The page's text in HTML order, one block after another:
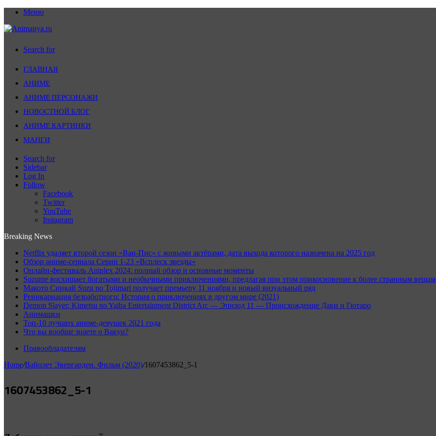
Меню
Search for
ГЛАВНАЯ
АНИМЕ
АНИМЕ ПЕРСОНАЖИ
НОВОСТНОЙ БЛОГ
АНИМЕ КАРТИНКИ
МАНГИ
Search for
Sidebar
Log In
Follow
Facebook
Twitter
YouTube
Instagram
Breaking News
Netflix удаляет второй сезон «Ван-Пис» с живыми актёрами, дата выхода которого назначена на 2025 год
Обзор аниме-сериала Серии 1-23 «Всплеск звезды»
Онлайн-фестиваль Aniplex 2024: полный обзор и основные моменты
Suzume восхищает богатыми и необычными приключениями, предлагая при этом прикосновение к более странным вещам
Макото Синкай Suzu no Tojimari получает премьеру 11 ноября и новый визуальный ряд
Реинкарнация безработного: История о приключениях в другом мире (2021)
Demon Slayer: Kimetsu no Yaiba Entertainment District Arc — Эпизод 11 — Происхождение Даки и Гютаро
Анимашки
Топ-10 лучших аниме-девушек 2021 года
Что вы вообще знаете о Вакуи?
Правообладателям
Home/Вайолет Эвергарден. Фильм (2020)/1607453862_5-1
1607453862_5-1